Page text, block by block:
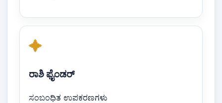
✦
ರಾಶಿ ಫೈಂಡರ್
ಸಂಬಂಧಿತ ಉಪಕರಣಗಳು